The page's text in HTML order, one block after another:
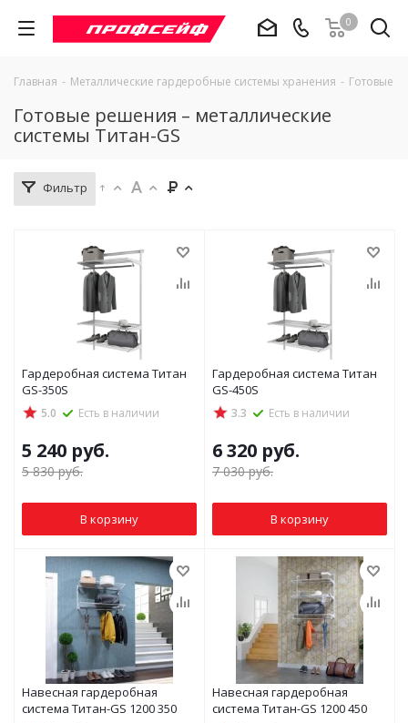
0
Главная - Металлические гардеробные системы хранения - Готовые
Готовые решения – металлические
системы Титан-GS
Фильтр
Гардеробная система Титан
GS-350S
5.0 Есть в наличии
5 240 руб.
5 830руб.
В корзину
Гардеробная система Титан
GS-450S
3.3 Есть в наличии
6 320 руб.
7 030руб.
В корзину
Навесная гардеробная
система Титан-GS 1200 350
Навесная гардеробная
система Титан-GS 1200 450